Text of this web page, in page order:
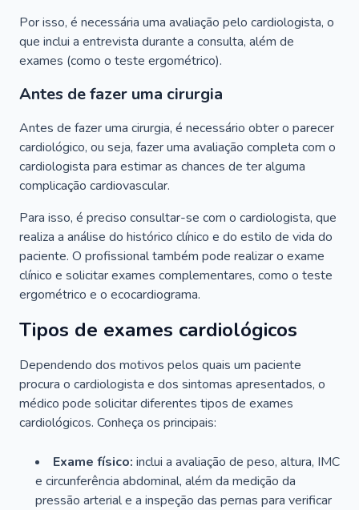
Por isso, é necessária uma avaliação pelo cardiologista, o
que inclui a entrevista durante a consulta, além de
exames (como o teste ergométrico).
Antes de fazer uma cirurgia
Antes de fazer uma cirurgia, é necessário obter o parecer
cardiológico, ou seja, fazer uma avaliação completa com o
cardiologista para estimar as chances de ter alguma
complicação cardiovascular.
Para isso, é preciso consultar-se com o cardiologista, que
realiza a análise do histórico clínico e do estilo de vida do
paciente. O profissional também pode realizar o exame
clínico e solicitar exames complementares, como o teste
ergométrico e o ecocardiograma.
Tipos de exames cardiológicos
Dependendo dos motivos pelos quais um paciente
procura o cardiologista e dos sintomas apresentados, o
médico pode solicitar diferentes tipos de exames
cardiológicos. Conheça os principais:
Exame físico: inclui a avaliação de peso, altura, IMC
e circunferência abdominal, além da medição da
pressão arterial e a inspeção das pernas para verificar